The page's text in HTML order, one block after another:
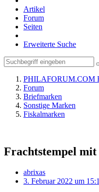
Artikel
Forum
Seiten
Erweiterte Suche
PHILAFORUM.COM
Forum
Briefmarken
Sonstige Marken
Fiskalmarken
Frachtstempel mit
abrixas
3. Februar 2022 um